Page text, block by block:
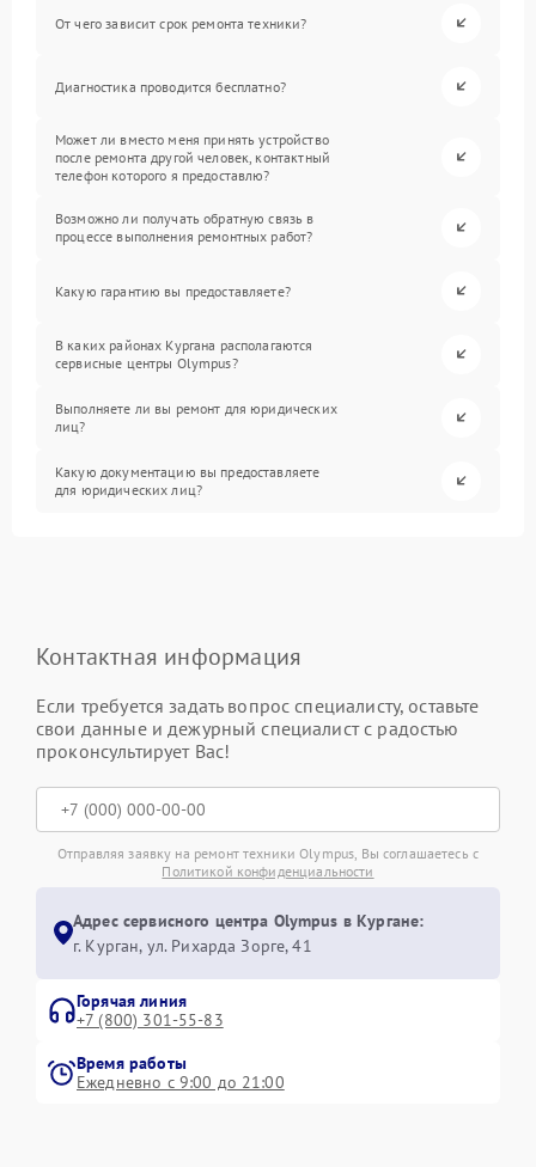
От чего зависит срок ремонта техники?
Диагностика проводится бесплатно?
Может ли вместо меня принять устройство
после ремонта другой человек, контактный
телефон которого я предоставлю?
Возможно ли получать обратную связь в
процессе выполнения ремонтных работ?
Какую гарантию вы предоставляете?
В каких районах Кургана располагаются
сервисные центры Olympus?
Выполняете ли вы ремонт для юридических
лиц?
Какую документацию вы предоставляете
для юридических лиц?
Контактная информация
Если требуется задать вопрос специалисту, оставьте
свои данные и дежурный специалист с радостью
проконсультирует Вас!
Отправляя заявку на ремонт техники Olympus, Вы соглашаетесь с
Политикой конфиденциальности
Адрес сервисного центра Olympus в Кургане:
г. Курган, ул. Рихарда Зорге, 41
Горячая линия
+7 (800) 301-55-83
Время работы
Ежедневно с 9:00 до 21:00